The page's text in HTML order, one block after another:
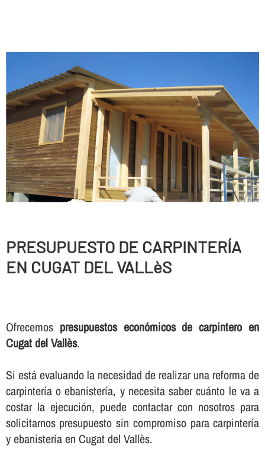
PRESUPUESTO DE CARPINTERÍ­A
EN CUGAT DEL VALLèS
Ofrecemos presupuestos económicos de carpintero en
Cugat del Vallès.
Si está evaluando la necesidad de realizar una reforma de
carpinterí­a o ebanisterí­a, y necesita saber cuánto le va a
costar la ejecución, puede contactar con nosotros para
solicitarnos presupuesto sin compromiso para carpinterí­a
y ebanisterí­a en Cugat del Vallès.